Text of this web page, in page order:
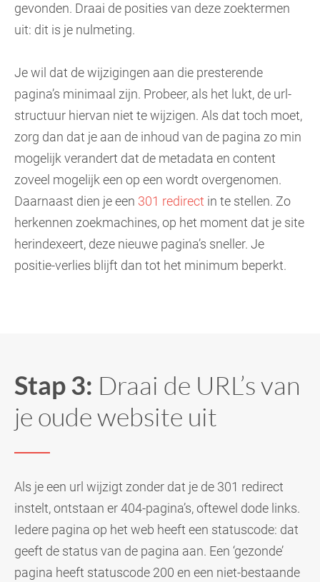
gevonden. Draai de posities van deze zoektermen
uit: dit is je nulmeting.
Je wil dat de wijzigingen aan die presterende
pagina’s minimaal zijn. Probeer, als het lukt, de url-
structuur hiervan niet te wijzigen. Als dat toch moet,
zorg dan dat je aan de inhoud van de pagina zo min
mogelijk verandert dat de metadata en content
zoveel mogelijk een op een wordt overgenomen.
Daarnaast dien je een 301 redirect in te stellen. Zo
herkennen zoekmachines, op het moment dat je site
herindexeert, deze nieuwe pagina’s sneller. Je
positie-verlies blijft dan tot het minimum beperkt.
Stap 3: Draai de URL’s van
je oude website uit
Als je een url wijzigt zonder dat je de 301 redirect
instelt, ontstaan er 404-pagina’s, oftewel dode links.
Iedere pagina op het web heeft een statuscode: dat
geeft de status van de pagina aan. Een ‘gezonde’
pagina heeft statuscode 200 en een niet-bestaande